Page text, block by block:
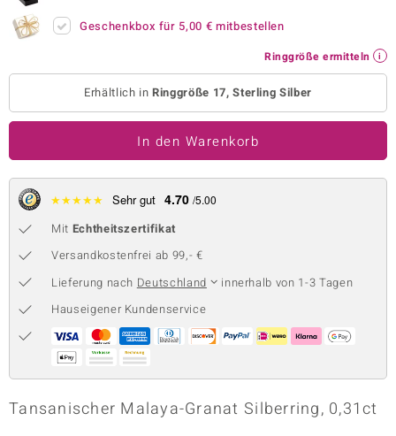
BY DE MELO
Collection
Classics
Geschenkbox für 5,00 € mitbestellen
Ringgröße ermitteln
Erhältlich inRinggröße 17, Sterling Silber
In den Warenkorb
★★★★★ Sehr gut 4.70 /5.00
Mit Echtheitszertifikat
Versandkostenfrei ab 99,- €
Lieferung nach Deutschland
innerhalb von 1-3 Tagen
Hauseigener Kundenservice
Tansanischer Malaya-Granat Silberring, 0,31ct